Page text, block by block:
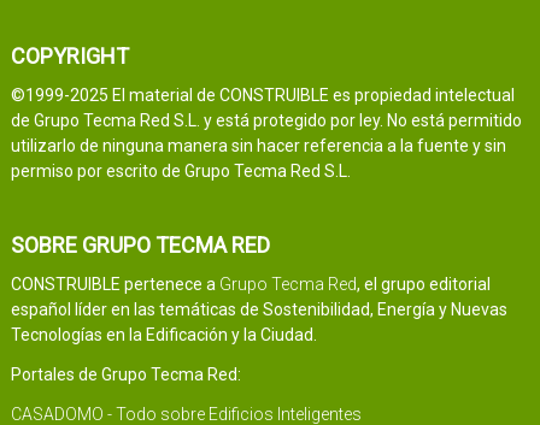
COPYRIGHT
©1999-2025 El material de CONSTRUIBLE es propiedad intelectual
de Grupo Tecma Red S.L. y está protegido por ley. No está permitido
utilizarlo de ninguna manera sin hacer referencia a la fuente y sin
permiso por escrito de Grupo Tecma Red S.L.
SOBRE GRUPO TECMA RED
CONSTRUIBLE pertenece a Grupo Tecma Red, el grupo editorial
español líder en las temáticas de Sostenibilidad, Energía y Nuevas
Tecnologías en la Edificación y la Ciudad.
Portales de Grupo Tecma Red:
CASADOMO - Todo sobre Edificios Inteligentes